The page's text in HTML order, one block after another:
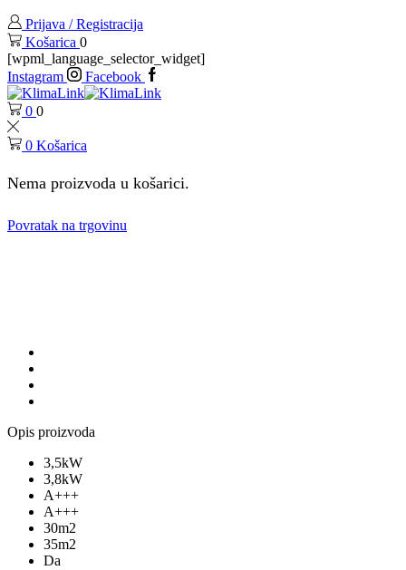
Prijava / Registracija
Košarica 0
[wpml_language_selector_widget]
Instagram
Facebook
0 0
0 Košarica
Nema proizvoda u košarici.
Povratak na trgovinu
Opis proizvoda
3,5kW
3,8kW
A+++
A+++
30m2
35m2
Da